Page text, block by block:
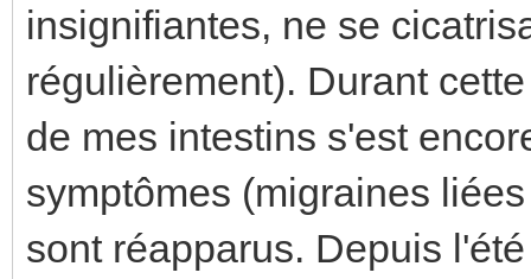
insignifiantes, ne se
régulièrement). Durant
de mes intestins s'est
symptômes (migraines
sont réapparus. Depuis